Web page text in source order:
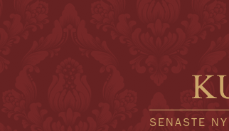
SENASTE